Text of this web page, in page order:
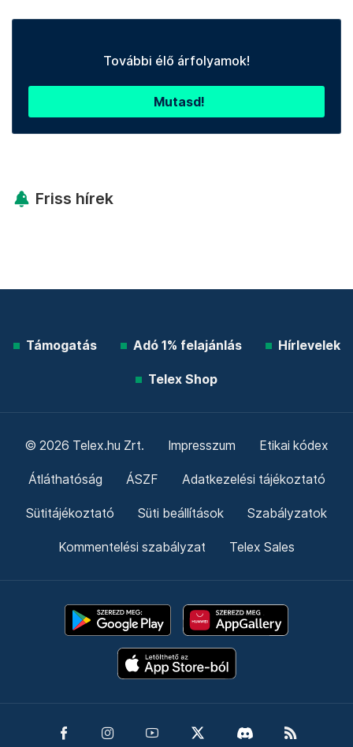
További élő árfolyamok!
Mutasd!
Friss hírek
Támogatás Adó 1% felajánlás Hírlevelek
Telex Shop
© 2026 Telex.hu Zrt. Impresszum Etikai kódex
Átláthatóság ÁSZF Adatkezelési tájékoztató
Sütitájékoztató Süti beállítások Szabályzatok
Kommentelési szabályzat Telex Sales